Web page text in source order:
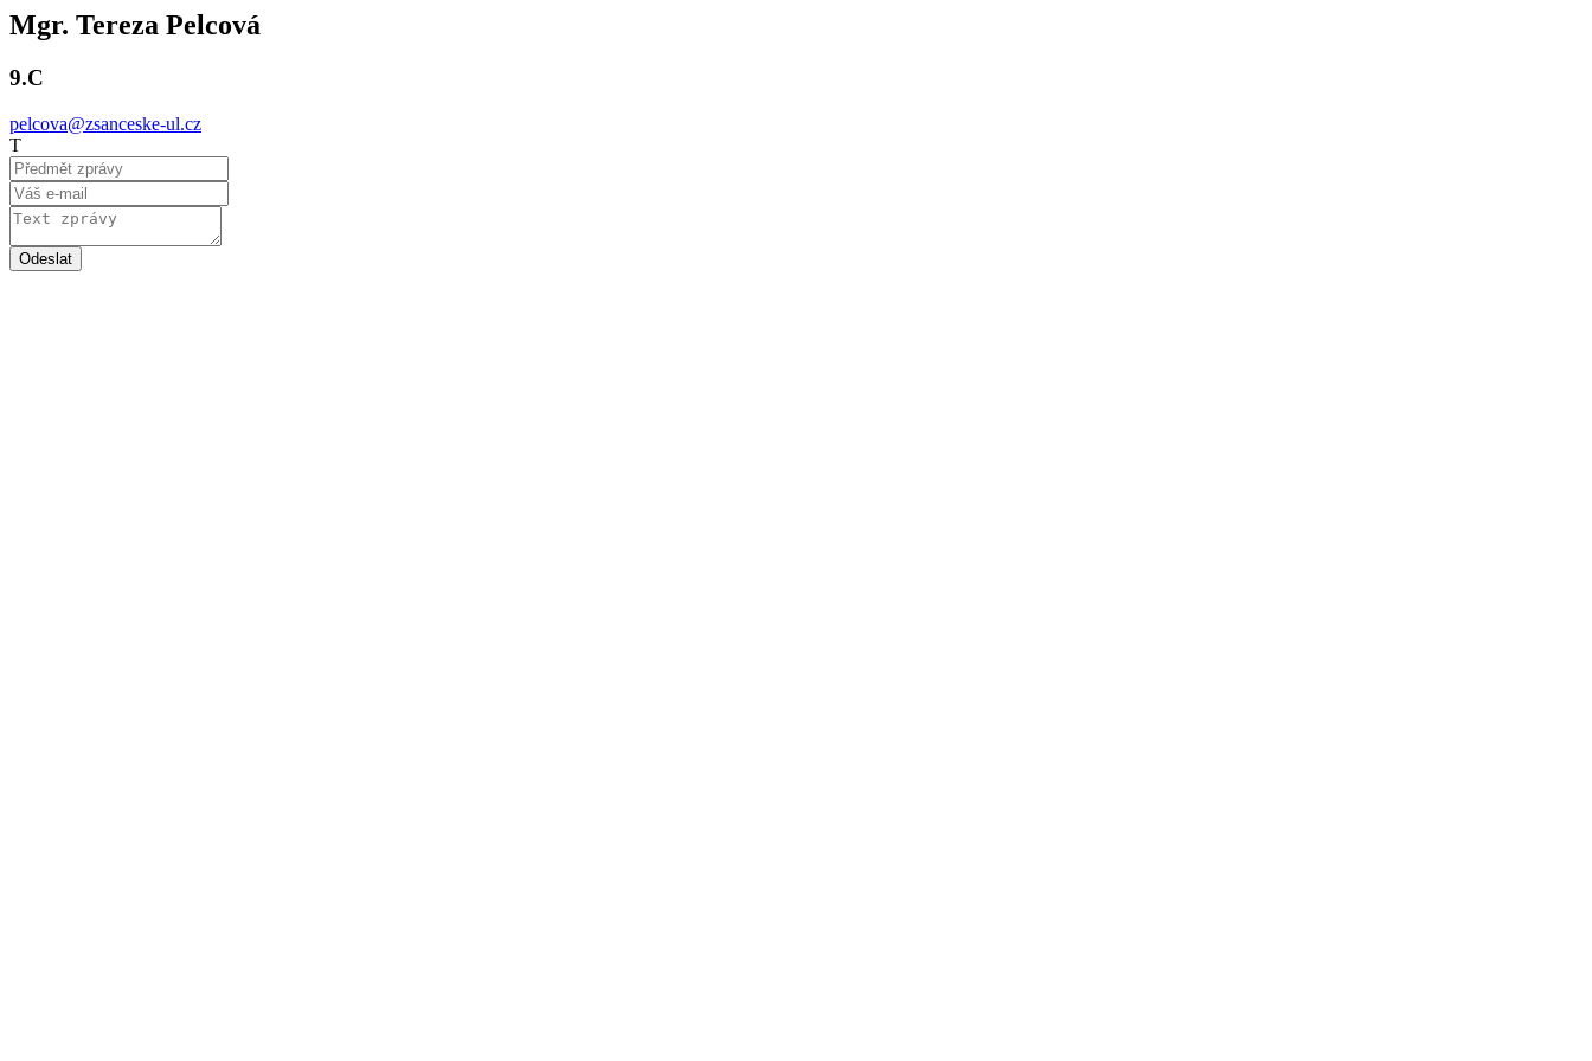
Mgr. Tereza Pelcová
9.C
pelcova@zsanceske-ul.cz
T
Odeslat